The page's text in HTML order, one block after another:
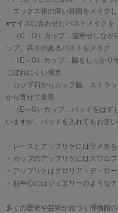
エックス状の深い谷間をメイク
●サイズに合わせたバストメイクを
（C・D）カップ…脇寄せしなが
ップ。高さのあるバストもメイク
（E～G）カップ…脇をしっかり
こぼれにくい構造
カップ前からカップ脇、ストラ
から寄せて造形
（E～G）カップ…パッドをはず
いますが、パッドを入れてもお使
・レースとアップリケにはラメ糸
・カップのアップリケにはスワロ
・アップリケはグロリア・デ・ロ
・前中心にはジュエリーのような
多くの歴史や芸術が息づく博物館